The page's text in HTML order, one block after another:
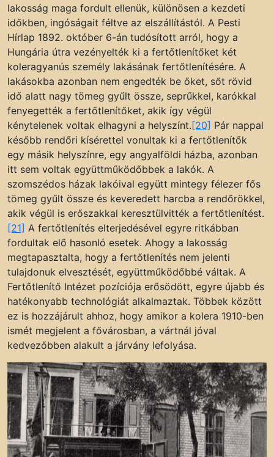
lakosság maga fordult ellenük, különösen a kezdeti
időkben, ingóságait féltve az elszállítástól. A Pesti
Hírlap 1892. október 6-án tudósított arról, hogy a
Hungária útra vezényelték ki a fertőtlenítőket két
koleragyanús személy lakásának fertőtlenítésére. A
lakásokba azonban nem engedték be őket, sőt rövid
idő alatt nagy tömeg gyűlt össze, seprűkkel, karókkal
fenyegették a fertőtlenítőket, akik így végül
kénytelenek voltak elhagyni a helyszínt.[20] Pár nappal
később rendőri kísérettel vonultak ki a fertőtlenítők
egy másik helyszínre, egy angyalföldi házba, azonban
itt sem voltak együttműködőbbek a lakók. A
szomszédos házak lakóival együtt mintegy félezer fős
tömeg gyűlt össze és keveredett harcba a rendőrökkel,
akik végül is erőszakkal keresztülvitték a fertőtlenítést.
[21] A fertőtlenítés elterjedésével egyre ritkábban
fordultak elő hasonló esetek. Ahogy a lakosság
megtapasztalta, hogy a fertőtlenítés nem jelenti
tulajdonuk elvesztését, együttműködőbbé váltak. A
Fertőtlenítő Intézet pozíciója erősödött, egyre újabb és
hatékonyabb technológiát alkalmaztak. Többek között
ez is hozzájárult ahhoz, hogy amikor a kolera 1910-ben
ismét megjelent a fővárosban, a vártnál jóval
kedvezőbben alakult a járvány lefolyása.